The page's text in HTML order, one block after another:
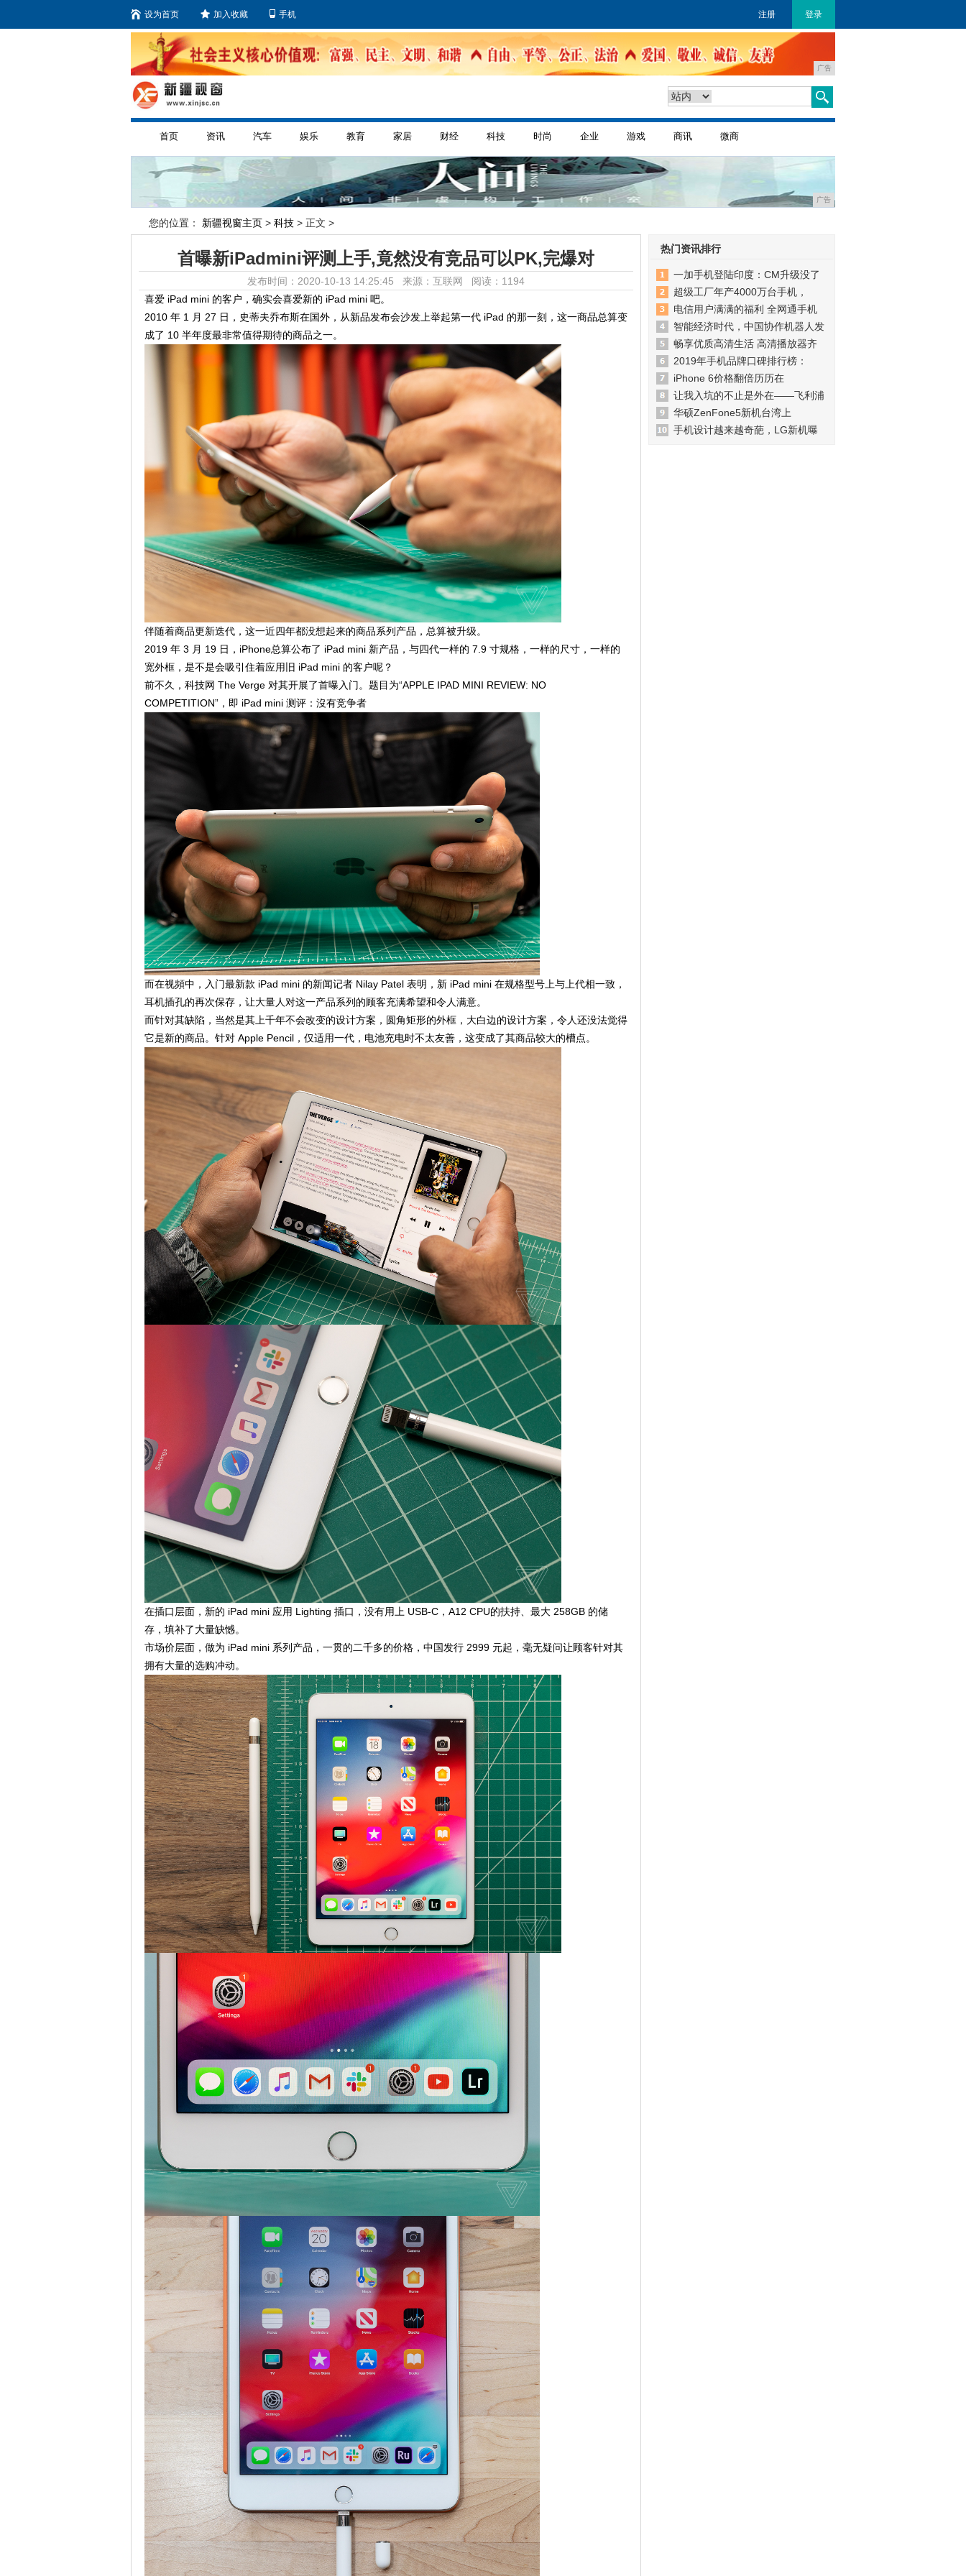
设为首页 加入收藏 手机 注册 登录
广告
首页 资讯 汽车 娱乐 教育 家居 财经 科技 时尚 企业 游戏 商讯 微商
广告
您的位置： 新疆视窗主页 > 科技 > 正文 >
首曝新iPadmini评测上手,竟然没有竞品可以PK,完爆对
发布时间：2020-10-13 14:25:45 来源：互联网 阅读：1194
喜爱 iPad mini 的客户，确实会喜爱新的 iPad mini 吧。
2010 年 1 月 27 日，史蒂夫乔布斯在国外，从新品发布会沙发上举起第一代 iPad 的那一刻，这一商品总算变
成了 10 半年度最非常值得期待的商品之一。
伴随着商品更新迭代，这一近四年都没想起来的商品系列产品，总算被升级。
2019 年 3 月 19 日，iPhone总算公布了 iPad mini 新产品，与四代一样的 7.9 寸规格，一样的尺寸，一样的
宽外框，是不是会吸引住着应用旧 iPad mini 的客户呢？
前不久，科技网 The Verge 对其开展了首曝入门。题目为“APPLE IPAD MINI REVIEW: NO
COMPETITION”，即 iPad mini 测评：沒有竞争者
而在视頻中，入门最新款 iPad mini 的新闻记者 Nilay Patel 表明，新 iPad mini 在规格型号上与上代相一致，
耳机插孔的再次保存，让大量人对这一产品系列的顾客充满希望和令人满意。
而针对其缺陷，当然是其上千年不会改变的设计方案，圆角矩形的外框，大白边的设计方案，令人还没法觉得
它是新的商品。针对 Apple Pencil，仅适用一代，电池充电时不太友善，这变成了其商品较大的槽点。
在插口层面，新的 iPad mini 应用 Lighting 插口，没有用上 USB-C，A12 CPU的扶持、最大 258GB 的储
存，填补了大量缺憾。
市场价层面，做为 iPad mini 系列产品，一贯的二千多的价格，中国发行 2999 元起，毫无疑问让顾客针对其
拥有大量的选购冲动。
热门资讯排行
一加手机登陆印度：CM升级没了
超级工厂年产4000万台手机，
电信用户满满的福利 全网通手机
智能经济时代，中国协作机器人发
畅享优质高清生活 高清播放器齐
2019年手机品牌口碑排行榜：
iPhone 6价格翻倍历历在
让我入坑的不止是外在——飞利浦
华硕ZenFone5新机台湾上
手机设计越来越奇葩，LG新机曝